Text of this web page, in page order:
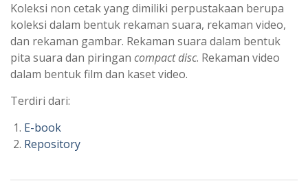
Koleksi non cetak yang dimiliki perpustakaan berupa
koleksi dalam bentuk rekaman suara, rekaman video,
dan rekaman gambar. Rekaman suara dalam bentuk
pita suara dan piringan compact disc. Rekaman video
dalam bentuk film dan kaset video.
Terdiri dari:
E-book
Repository